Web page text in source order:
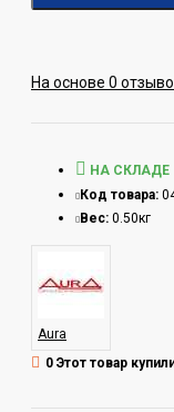
На основе 0
НА СКЛАДЕ
Код товара:
Вес: 0.50кг
Aura
0 Этот товар